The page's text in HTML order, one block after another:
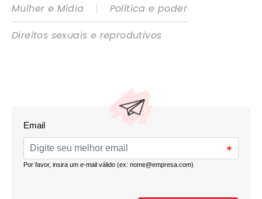
Mulher e Mídia
|
Política e poder
Direitos sexuais e reprodutivos